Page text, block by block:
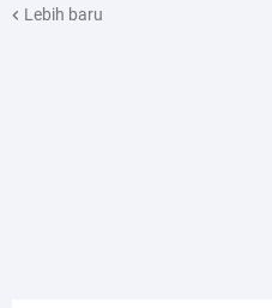
Lebih baru